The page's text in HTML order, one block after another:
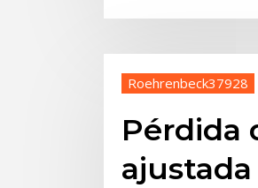
Roehrenbeck37928
Pérdida